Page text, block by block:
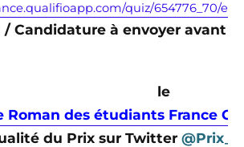
quiz/654776_70/
/ Candidature à envoyer avant
le
Roman des étudiants France
du Prix sur Twitter